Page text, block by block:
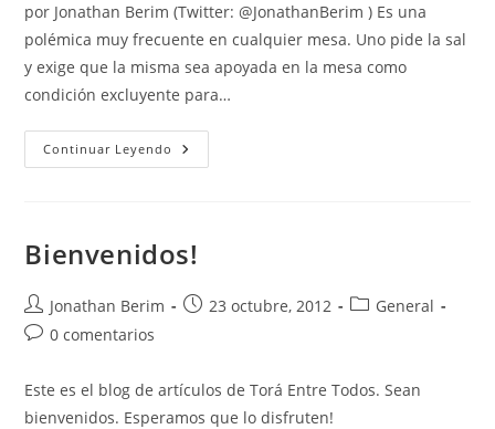
entrada:
entrada:
por Jonathan Berim (Twitter: @JonathanBerim ) Es una
polémica muy frecuente en cualquier mesa. Uno pide la sal
y exige que la misma sea apoyada en la mesa como
condición excluyente para…
Continuar Leyendo Mitos
Y
De
Mano
Bienvenidos!
Autor
de
Jonathan Berim
Entrada
23 octubre, 2012
Categoría
General
Comentarios
la
entrada:
0 comentarios
Este es el blog de artículos de Torá Entre Todos. Sean
bienvenidos. Esperamos que lo disfruten!